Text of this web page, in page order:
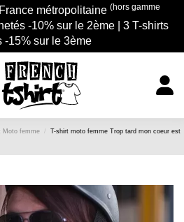
métropolitaine (hors gamme
-10% sur le 2ème | 3 T-shirts
-15% sur le 3ème
Moto femme
T-shirt moto femme Trop tard mon coeur est